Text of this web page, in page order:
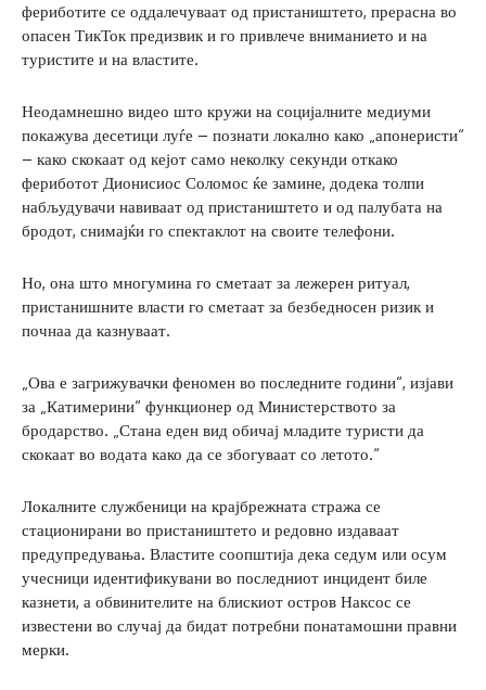
фериботите се оддалечуваат од пристаништето, прерасна во
опасен ТикТок предизвик и го привлече вниманието и на
туристите и на властите.
Неодамнешно видео што кружи на социјалните медиуми
покажува десетици луѓе – познати локално како „апонеристи“
– како скокаат од кејот само неколку секунди откако
фериботот Дионисиос Соломос ќе замине, додека толпи
набљудувачи навиваат од пристаништето и од палубата на
бродот, снимајќи го спектаклот на своите телефони.
Но, она што многумина го сметаат за лежерен ритуал,
пристанишните власти го сметаат за безбедносен ризик и
почнаа да казнуваат.
„Ова е загрижувачки феномен во последните години“, изјави
за „Катимерини“ функционер од Министерството за
бродарство. „Стана еден вид обичај младите туристи да
скокаат во водата како да се збогуваат со летото.“
Локалните службеници на крајбрежната стража се
стационирани во пристаништето и редовно издаваат
предупредувања. Властите соопштија дека седум или осум
учесници идентификувани во последниот инцидент биле
казнети, а обвинителите на блискиот остров Наксос се
известени во случај да бидат потребни понатамошни правни
мерки.